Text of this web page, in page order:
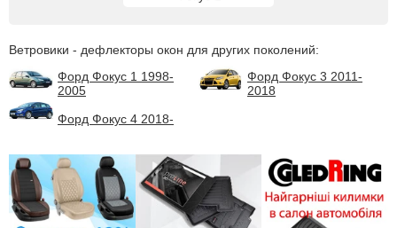
Ветровики - дефлекторы окон для других поколений:
Форд Фокус 1 1998-
2005
Форд Фокус 3 2011-
2018
Форд Фокус 4 2018-